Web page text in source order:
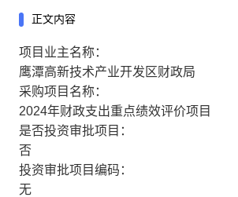
正文内容
项目业主名称：
鹰潭高新技术产业开发区财政局
采购项目名称：
2024年财政支出重点绩效评价项目
是否投资审批项目：
否
投资审批项目编码：
无